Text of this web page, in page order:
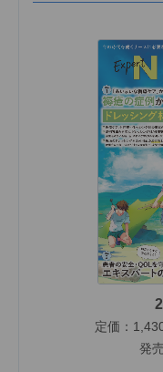
定価：
発